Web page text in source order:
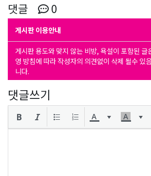
댓글 0
게시판 이용안내
게시판 용도와 맞지 않는 비방, 욕설이 포함된 글
영 방침에 따라 작성자의 의견없이 삭제 될수 있
니다.
댓글쓰기